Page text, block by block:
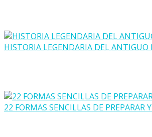
HISTORIA LEGENDARIA DEL ANTIGUO
22 FORMAS SENCILLAS DE PREPARAR